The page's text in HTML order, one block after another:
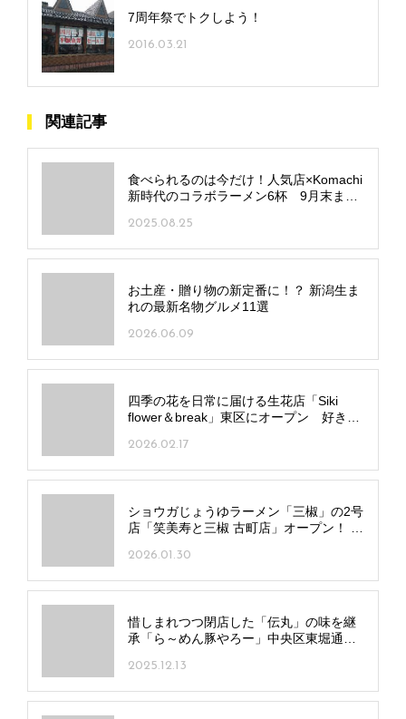
7周年祭でトクしよう！
2016.03.21
関連記事
食べられるのは今だけ！人気店×Komachi
新時代のコラボラーメン6杯 9月末まで
2025.08.25
お土産・贈り物の新定番に！？ 新潟生ま
れの最新名物グルメ11選
2026.06.09
四季の花を日常に届ける生花店「Siki
flower＆break」東区にオープン 好きな
2026.02.17
ショウガじょうゆラーメン「三椒」の2号
店「笑美寿と三椒 古町店」オープン！ 多
2026.01.30
惜しまれつつ閉店した「伝丸」の味を継
承「ら～めん豚やろー」中央区東堀通に
2025.12.13